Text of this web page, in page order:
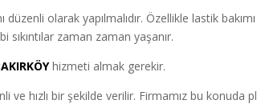
olarak yapılmalıdır. Özellikle lastik
zaman zaman yaşanır.
hizmeti almak gerekir.
hızlı bir şekilde verilir. Firmamız bu konuda